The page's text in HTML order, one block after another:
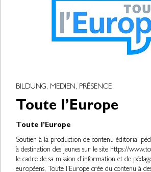
BILDUNG, MEDIEN, PRÉSENCE
Toute l’Europe
Toute l’Europe
Soutien à la production de contenu éditorial
à destination des jeunes sur le site https://
le cadre de sa mission d’information et de
européens, Toute l’Europe crée du contenu à